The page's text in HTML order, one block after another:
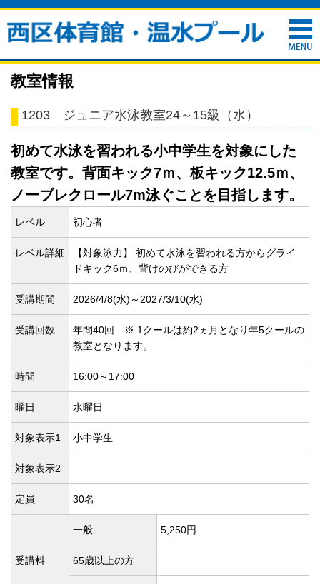
教室情報
1203 ジュニア水泳教室24～15級（水）
初めて水泳を習われる小中学生を対象にした
教室です。背面キック7ｍ、板キック12.5ｍ、
ノーブレクロール7m泳ぐことを目指します。
レベル 初心者
レベル詳細
【対象泳力】 初めて水泳を習われる方からグライ
ドキック6ｍ、背けのびができる方
受講期間 2026/4/8(水)～2027/3/10(水)
受講回数
年間40回 ※ 1クールは約2ヵ月となり年5クールの
教室となります。
時間 16:00～17:00
曜日 水曜日
対象表示1 小中学生
対象表示2
定員 30名
受講料
一般 5,250円
65歳以上の方